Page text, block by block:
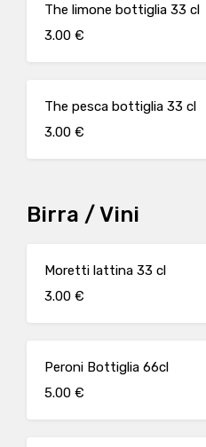
The limone bottiglia 33 cl
3.00 €
The pesca bottiglia 33 cl
3.00 €
Birra / Vini
Moretti lattina 33 cl
3.00 €
Peroni Bottiglia 66cl
5.00 €